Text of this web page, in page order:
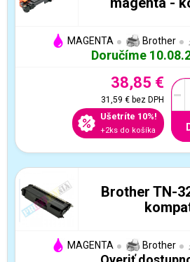
MAGENTA Brother
Doručíme
38,85 €
31,59 €bez DPH
Ušetríte 10%!
+2ks do košíka
-
Brother TN-
MAGENTA Brother